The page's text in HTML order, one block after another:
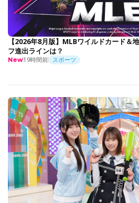
【2026年8月版】MLBワイルドカード＆
フ進出ラインは？
New19時間前 スポーツ